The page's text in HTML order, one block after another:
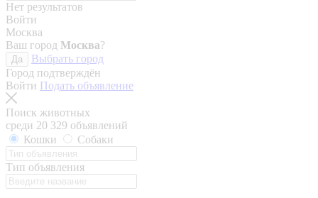
Нет результатов
Войти
Москва
Ваш город Москва?
Да
Выбрать город
Город подтверждён
Войти Подать объявление
Поиск животных
среди 20 329 объявлений
Кошки
Собаки
Тип объявления